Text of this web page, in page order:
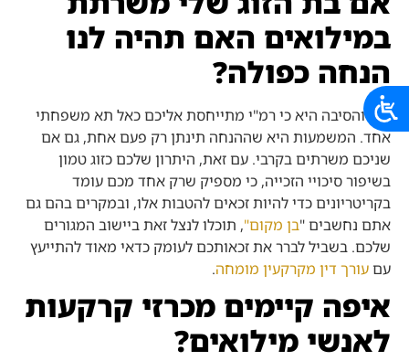
במילואים האם תהיה לנו
הנחה כפולה?
לא. והסיבה היא כי רמ"י מתייחסת אליכם כאל תא משפחתי
אחד. המשמעות היא שההנחה תינתן רק פעם אחת, גם אם
שניכם משרתים בקרבי. עם זאת, היתרון שלכם כזוג טמון
בשיפור סיכויי הזכייה, כי מספיק שרק אחד מכם עומד
בקריטריונים כדי להיות זכאים להטבות אלו, ובמקרים בהם גם
אתם נחשבים "בן מקום", תוכלו לנצל זאת ביישוב המגורים
שלכם. בשביל לברר את זכאותכם לעומק כדאי מאוד להתייעץ
עםעורך דין מקרקעין מומחה.
איפה קיימים מכרזי קרקעות
לאנשי מילואים?